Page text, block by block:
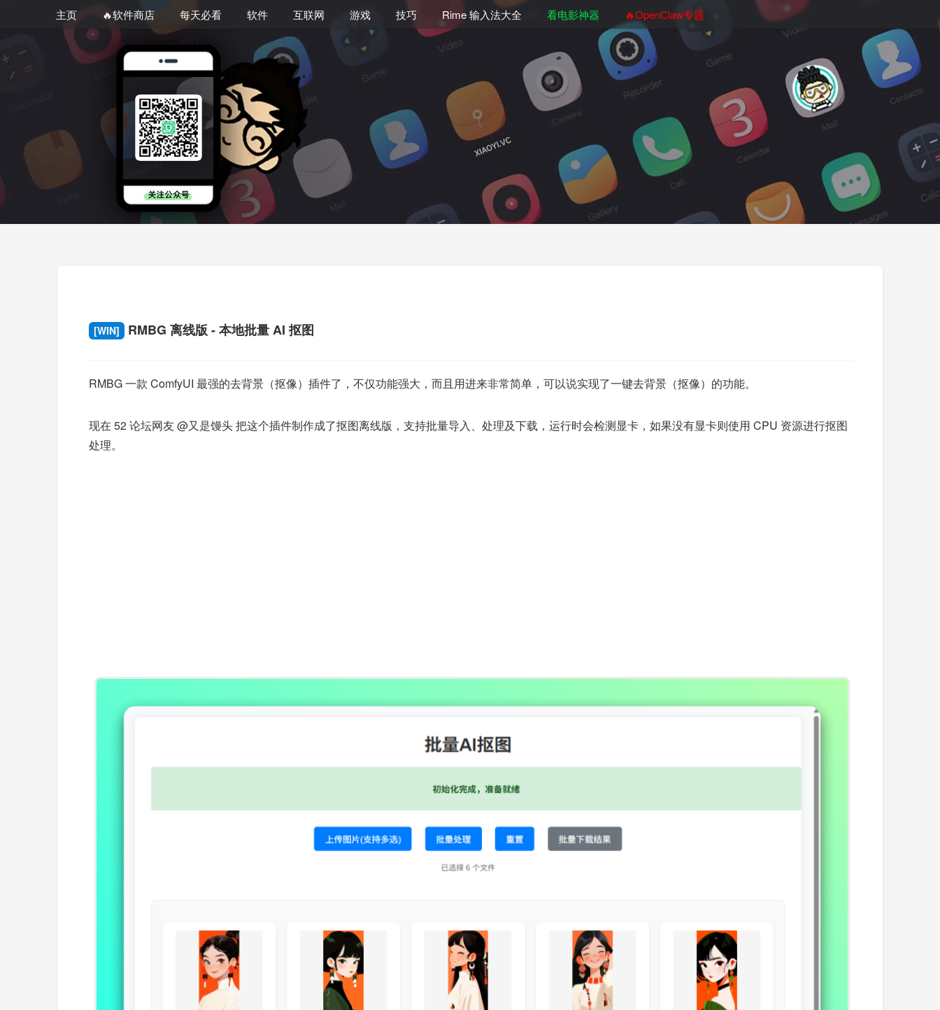
主页 🔥软件商店 每天必看 软件 互联网 游戏 技巧 Rime 输入法大全 看电影神器 🔥OpenClaw专题
[WIN] RMBG 离线版 - 本地批量 AI 抠图
RMBG 一款 ComfyUI 最强的去背景（抠像）插件了，不仅功能强大，而且用进来非常简单，可以说实现了一键去背景（抠像）的功能。
现在 52 论坛网友 @又是馒头 把这个插件制作成了抠图离线版，支持批量导入、处理及下载，运行时会检测显卡，如果没有显卡则使用 CPU 资源进行抠图
处理。